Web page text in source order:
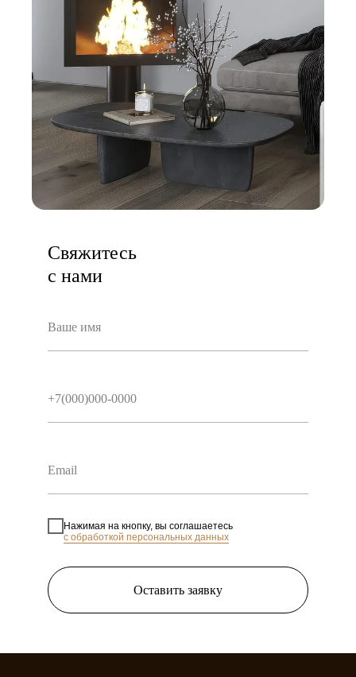
Свяжитесь
с нами
Нажимая на кнопку, вы соглашаетесь
с обработкой персональных данных
Оставить заявку